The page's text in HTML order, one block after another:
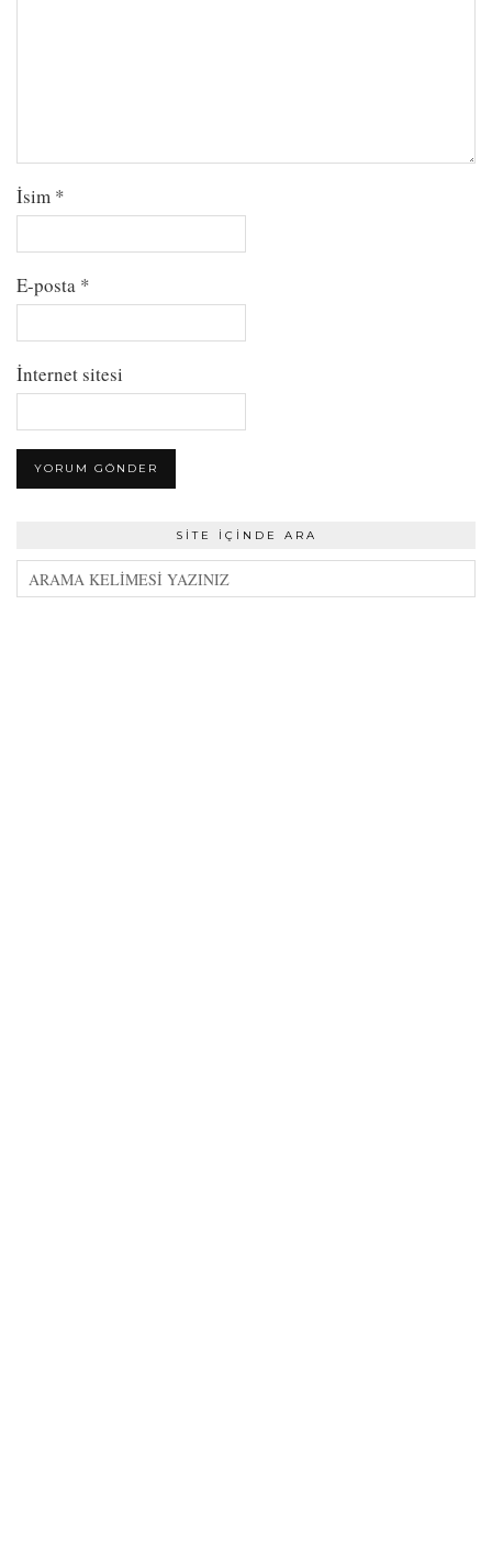
İsim *
E-posta *
İnternet sitesi
SITE İÇINDE ARA